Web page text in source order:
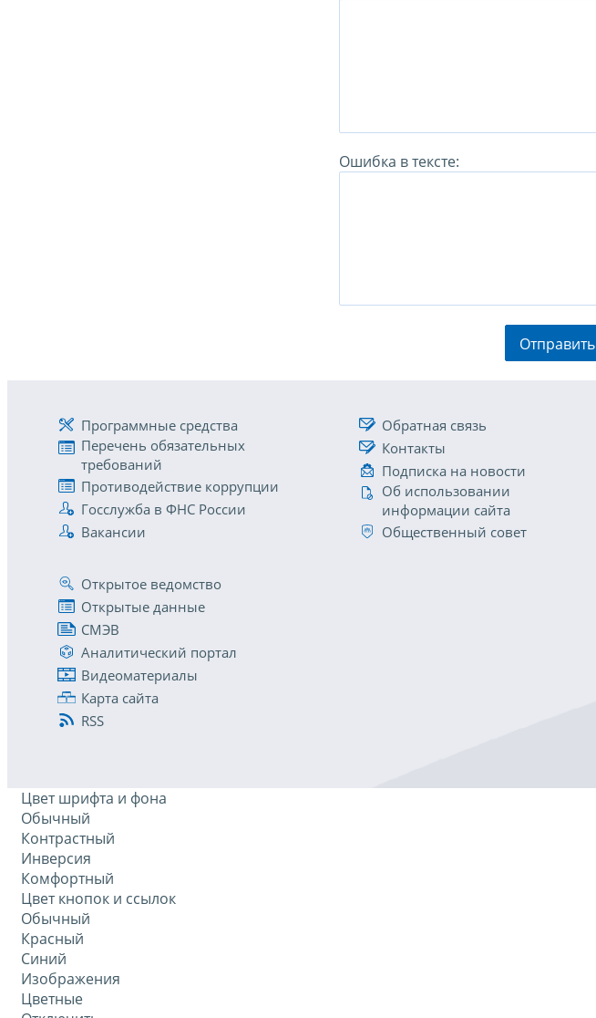
Ошибка в тексте:
Отправить
Программные средства
Перечень обязательных
требований
Противодействие коррупции
Госслужба в ФНС России
Вакансии
Обратная связь
Контакты
Подписка на новости
Об использовании
информации сайта
Общественный совет
Открытое ведомство
Открытые данные
СМЭВ
Аналитический портал
Видеоматериалы
Карта сайта
RSS
Цвет шрифта и фона
Обычный
Контрастный
Инверсия
Комфортный
Цвет кнопок и ссылок
Обычный
Красный
Синий
Изображения
Цветные